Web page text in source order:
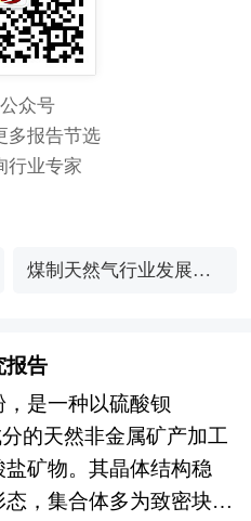
众号
多报告节选
行业专家
煤制天然气行业发展现
报告
是一种以硫酸钡
分的天然非金属矿产加工
矿物。其晶体结构稳
，集合体多为致密块